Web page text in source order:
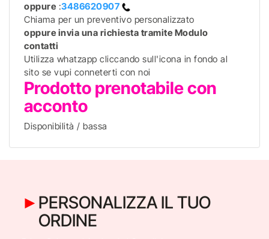
oppure :3486620907
Chiama per un preventivo personalizzato
oppure invia una richiesta tramite Modulo
contatti
Utilizza whatzapp cliccando sull'icona in fondo al
sito se vupi conneterti con noi
Prodotto prenotabile con
acconto
Disponibilità / bassa
PERSONALIZZA IL TUO
ORDINE